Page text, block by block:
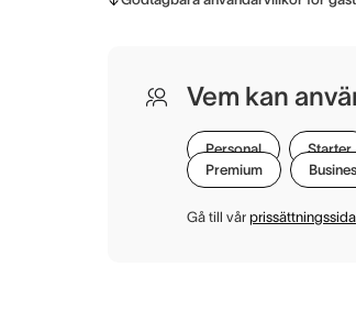
Vem kan
Personal Starter
Premium
Gå till vår prissättningssida